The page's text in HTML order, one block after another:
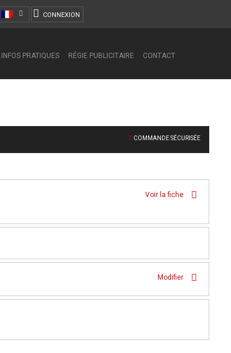
CONNEXION
INFOS PRATIQUES RÉGIE PUBLICITAIRE CONTACT
COMMANDE SÉCURISÉE
Voir la fiche
Modifier